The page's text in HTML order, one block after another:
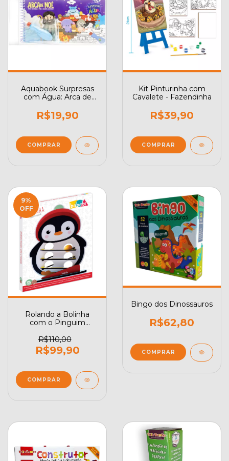
Aquabook Surpresas
com Água: Arca de
R$19,90
Kit Pinturinha com
Cavalete - Fazendinha
R$39,90
9%
OFF
Rolando a Bolinha
com o Pinguim
R$110,00
R$99,90
Bingo dos Dinossauros
R$62,80